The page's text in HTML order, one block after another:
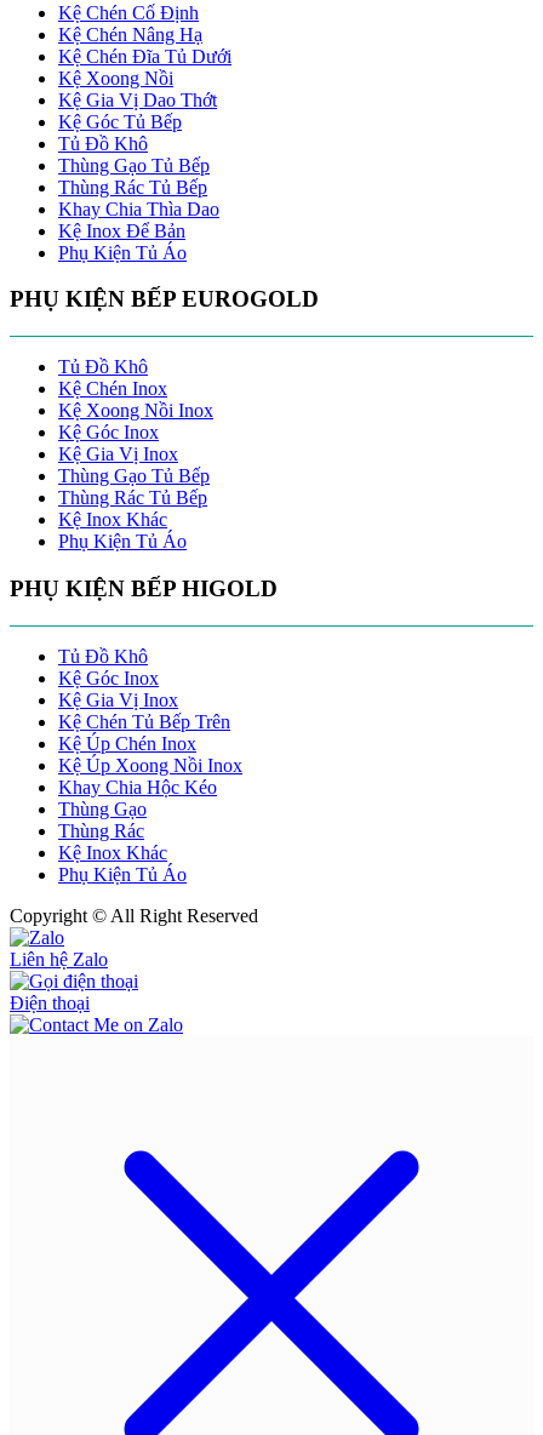
Kệ Chén Cố Định
Kệ Chén Nâng Hạ
Kệ Chén Đĩa Tủ Dưới
Kệ Xoong Nồi
Kệ Gia Vị Dao Thớt
Kệ Góc Tủ Bếp
Tủ Đồ Khô
Thùng Gạo Tủ Bếp
Thùng Rác Tủ Bếp
Khay Chia Thìa Dao
Kệ Inox Để Bản
Phụ Kiện Tủ Áo
PHỤ KIỆN BẾP EUROGOLD
Tủ Đồ Khô
Kệ Chén Inox
Kệ Xoong Nồi Inox
Kệ Góc Inox
Kệ Gia Vị Inox
Thùng Gạo Tủ Bếp
Thùng Rác Tủ Bếp
Kệ Inox Khác
Phụ Kiện Tủ Áo
PHỤ KIỆN BẾP HIGOLD
Tủ Đồ Khô
Kệ Góc Inox
Kệ Gia Vị Inox
Kệ Chén Tủ Bếp Trên
Kệ Úp Chén Inox
Kệ Úp Xoong Nồi Inox
Khay Chia Hộc Kéo
Thùng Gạo
Thùng Rác
Kệ Inox Khác
Phụ Kiện Tủ Áo
Copyright © All Right Reserved
Liên hệ Zalo
Điện thoại